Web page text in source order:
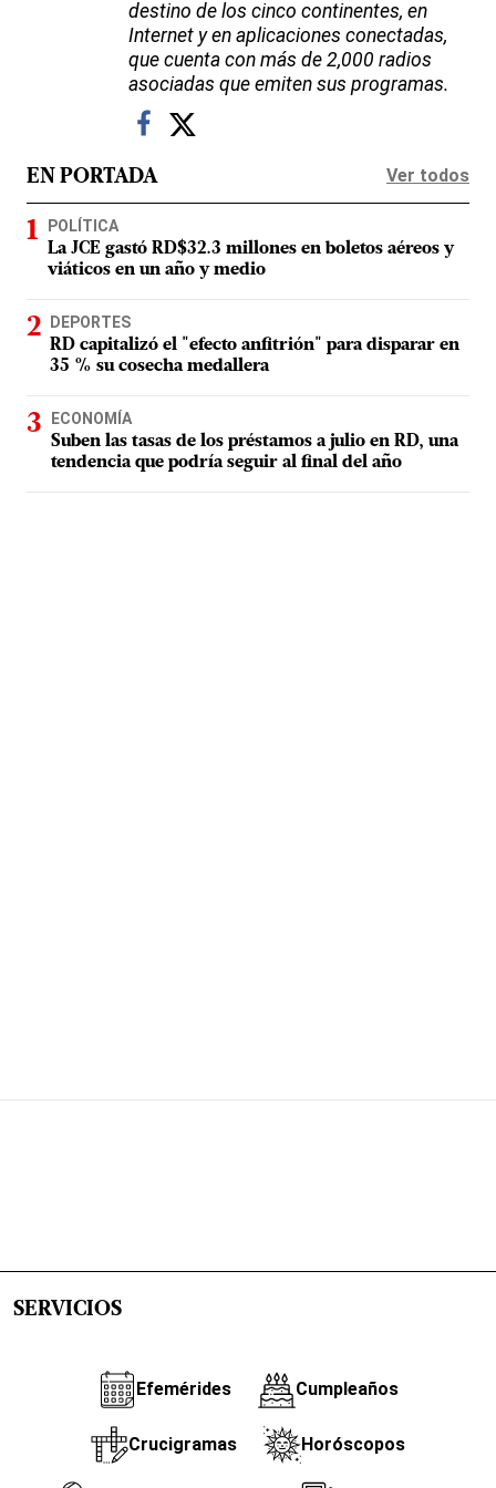
destino de los cinco continentes, en
Internet y en aplicaciones conectadas,
que cuenta con más de 2,000 radios
asociadas que emiten sus programas.
EN PORTADA Ver todos
POLÍTICA
La JCE gastó RD$32.3 millones en boletos aéreos y
viáticos en un año y medio
DEPORTES
RD capitalizó el "efecto anfitrión" para disparar en
35 % su cosecha medallera
ECONOMÍA
Suben las tasas de los préstamos a julio en RD, una
tendencia que podría seguir al final del año
SERVICIOS
Efemérides Cumpleaños
Crucigramas Horóscopos